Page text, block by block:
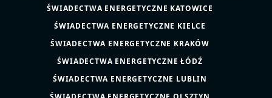
ŚWIADECTWA ENERGETYCZNE KATOWICE
ŚWIADECTWA ENERGETYCZNE KIELCE
ŚWIADECTWA ENERGETYCZNE KRAKÓW
ŚWIADECTWA ENERGETYCZNE ŁÓDŹ
ŚWIADECTWA ENERGETYCZNE LUBLIN